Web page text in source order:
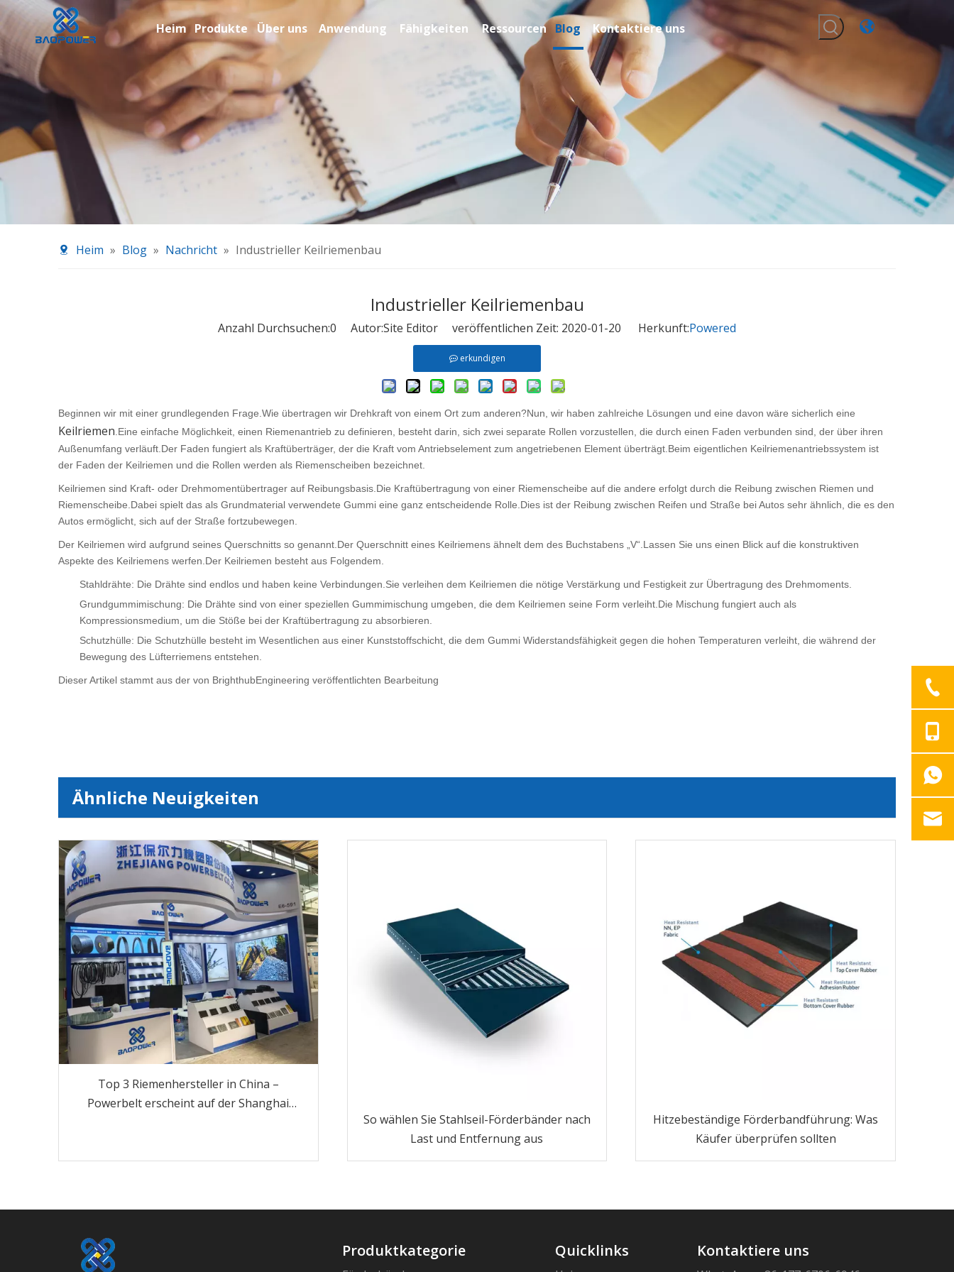
Heim Produkte Über uns Anwendung Fähigkeiten Ressourcen Blog Kontaktiere uns
Heim » Blog » Nachricht » Industrieller Keilriemenbau
Industrieller Keilriemenbau
Anzahl Durchsuchen:0 Autor:Site Editor veröffentlichen Zeit: 2020-01-20 Herkunft:Powered
erkundigen
Beginnen wir mit einer grundlegenden Frage.Wie übertragen wir Drehkraft von einem Ort zum anderen?Nun, wir haben zahlreiche Lösungen und eine davon wäre sicherlich eine
Keilriemen.Eine einfache Möglichkeit, einen Riemenantrieb zu definieren, besteht darin, sich zwei separate Rollen vorzustellen, die durch einen Faden verbunden sind, der über ihren
Außenumfang verläuft.Der Faden fungiert als Kraftüberträger, der die Kraft vom Antriebselement zum angetriebenen Element überträgt.Beim eigentlichen Keilriemenantriebssystem ist
der Faden der Keilriemen und die Rollen werden als Riemenscheiben bezeichnet.
Keilriemen sind Kraft- oder Drehmomentübertrager auf Reibungsbasis.Die Kraftübertragung von einer Riemenscheibe auf die andere erfolgt durch die Reibung zwischen Riemen und
Riemenscheibe.Dabei spielt das als Grundmaterial verwendete Gummi eine ganz entscheidende Rolle.Dies ist der Reibung zwischen Reifen und Straße bei Autos sehr ähnlich, die es den
Autos ermöglicht, sich auf der Straße fortzubewegen.
Der Keilriemen wird aufgrund seines Querschnitts so genannt.Der Querschnitt eines Keilriemens ähnelt dem des Buchstabens „V“.Lassen Sie uns einen Blick auf die konstruktiven
Aspekte des Keilriemens werfen.Der Keilriemen besteht aus Folgendem.
Stahldrähte: Die Drähte sind endlos und haben keine Verbindungen.Sie verleihen dem Keilriemen die nötige Verstärkung und Festigkeit zur Übertragung des Drehmoments.
Grundgummimischung: Die Drähte sind von einer speziellen Gummimischung umgeben, die dem Keilriemen seine Form verleiht.Die Mischung fungiert auch als
Kompressionsmedium, um die Stöße bei der Kraftübertragung zu absorbieren.
Schutzhülle: Die Schutzhülle besteht im Wesentlichen aus einer Kunststoffschicht, die dem Gummi Widerstandsfähigkeit gegen die hohen Temperaturen verleiht, die während der
Bewegung des Lüfterriemens entstehen.
Dieser Artikel stammt aus der von BrighthubEngineering veröffentlichten Bearbeitung
Ähnliche Neuigkeiten
Top 3 Riemenhersteller in China –
Powerbelt erscheint auf der Shanghai
So wählen Sie Stahlseil-Förderbänder nach
Last und Entfernung aus
Hitzebeständige Förderbandführung: Was
Käufer überprüfen sollten
Produktkategorie Quicklinks Kontaktiere uns